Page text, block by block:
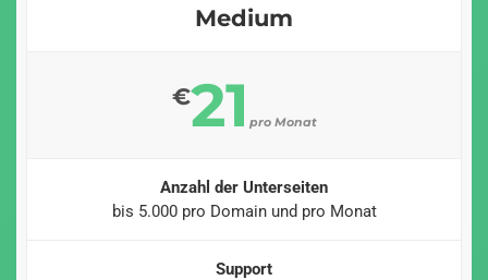
Medium
€21 pro Monat
Anzahl der Unterseiten
bis 5.000 pro Domain und pro Monat
Support